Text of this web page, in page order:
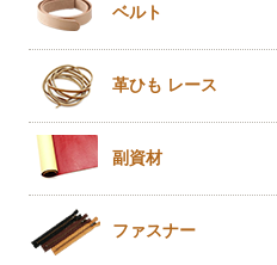
ベルト
革ひも レース
副資材
ファスナー